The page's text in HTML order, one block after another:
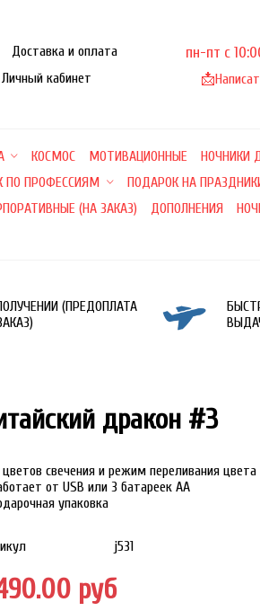
Доставка и оплата
Личный кабинет
пн-пт с
📩
КОСМОС МОТИВАЦИОННЫЕ НОЧНИКИ
ПО ПРОФЕССИЯМ ПОДАРОК НА
(НА ЗАКАЗ) ДОПОЛНЕНИЯ
(ПРЕДОПЛАТА
дракон #3
цветов свечения и режим переливания цвета
от USB или 3 батареек АА
упаковка
j531
руб